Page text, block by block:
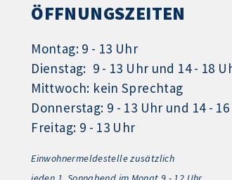
ÖFFNUNGSZEITEN
Montag: 9 - 13 Uhr
Dienstag: 9 - 13 Uhr und 14 - 18
Mittwoch: kein Sprechtag
Donnerstag: 9 - 13 Uhr und 14 -
Freitag: 9 - 13 Uhr
Einwohnermeldestelle zusätzlich